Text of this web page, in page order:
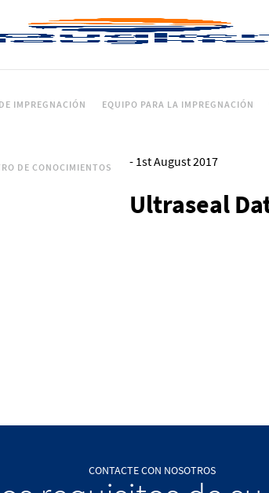
IMPREGNACIÓN EQUIPO PARA LA IMPREGNACIÓN
DE CONOCIMIENTOS -1st August 2017
Ultraseal
CONTACTE CON NOSOTROS